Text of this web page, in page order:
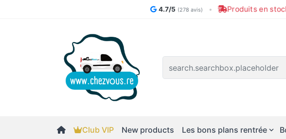
4.7/5 (278 avis) • Produits en
Club VIP New products Les bons plans rentrée